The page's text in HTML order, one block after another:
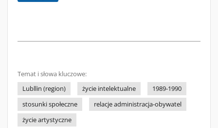
Temat i słowa kluczowe:
Lubllin (region)
życie intelektualne
1989-1990
stosunki społeczne
relacje administracja-obywatel
życie artystyczne